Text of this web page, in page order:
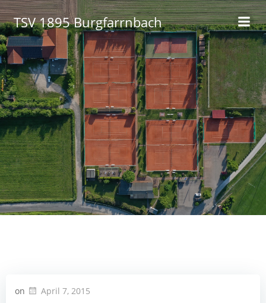
Zum
Inhalt
springen
TSV 1895 Burgfarrnbach
on April 7, 2015